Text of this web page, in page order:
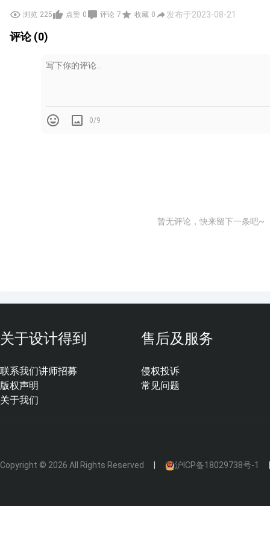
浏览 225 点赞 0 评论 7 收藏 0 发布于2023-08-21
评论 (0)
0/9
暂无评论，快来留下一条吧~
关于设计得到
联系我们
版权声明
关于我们
讲师招募
售后及服务
侵权投诉
常见问题
Copyright © 2026 All Rights Reserved 沪ICP备18029738号-1